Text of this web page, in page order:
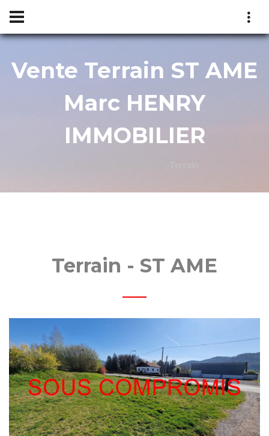
Vente Terrain ST AME
Marc HENRY
IMMOBILIER
Terrain - ST AME